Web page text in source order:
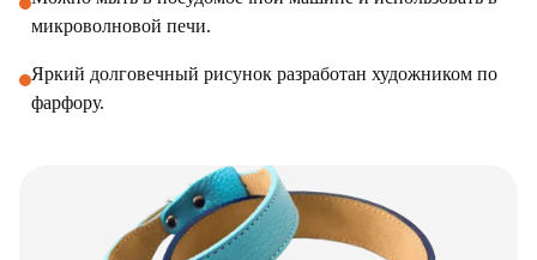
микроволновой печи.
Яркий долговечный рисунок разработан художником по
фарфору.